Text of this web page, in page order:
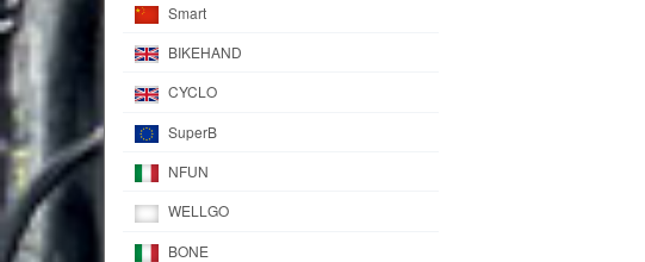
Smart
BIKEHAND
CYCLO
SuperB
NFUN
WELLGO
BONE